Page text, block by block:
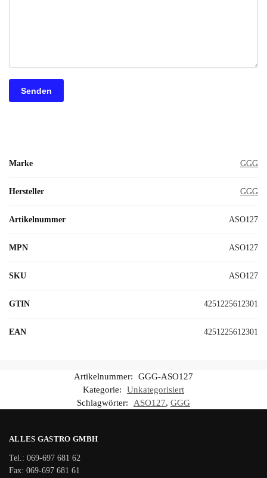
Marke GGG
Hersteller GGG
Artikelnummer ASO127
MPN ASO127
SKU ASO127
GTIN 4251225612301
EAN 4251225612301
Artikelnummer:
GGG-ASO127
Kategorie:
Unkategorisiert
Schlagwörter:
ASO127, GGG
ALLES GASTRO GMBH
Tel.: 069-697 681 62
Fax: 069-697 681 61